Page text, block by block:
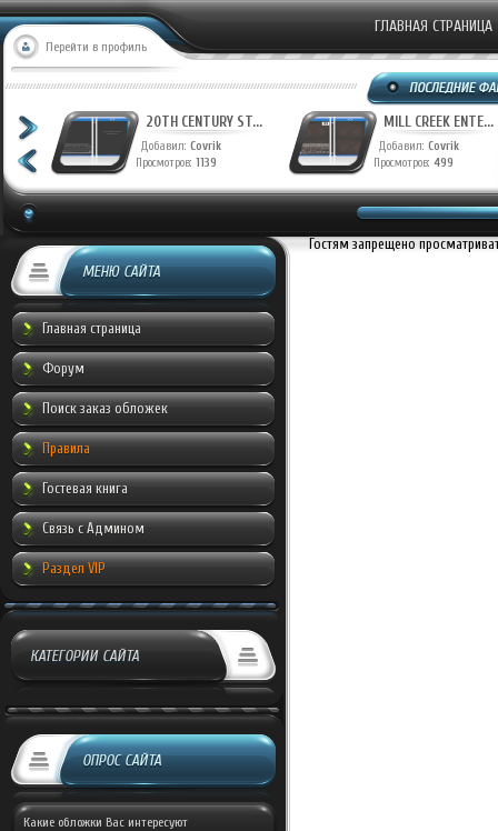
Перейти в профиль
ГЛАВНАЯ СТРАНИЦА
20TH CENTURY ST...
Добавил: Covrik
Просмотров: 1139
MILL CREEK ENTE...
Добавил: Covrik
Просмотров: 499
МЕНЮ САЙТА
Главная страница
Форум
Поиск заказ обложек
Правила
Гостевая книга
Связь с Админом
Раздел VIP
КАТЕГОРИИ САЙТА
ОПРОС САЙТА
Какие обложки Вас интересуют
Гостям запрещено